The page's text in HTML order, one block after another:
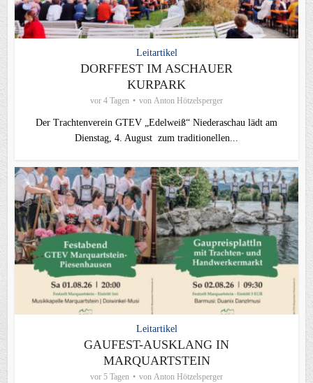
Leitartikel
DORFFEST IM ASCHAUER
KURPARK
vor 4 Tagen von Anton Hötzelsperger
Der Trachtenverein GTEV „Edelweiß“ Niederaschau lädt am
Dienstag, 4. August zum traditionellen...
Leitartikel
GAUFEST-AUSKLANG IN
MARQUARTSTEIN
vor 5 Tagen von Anton Hötzelsperger